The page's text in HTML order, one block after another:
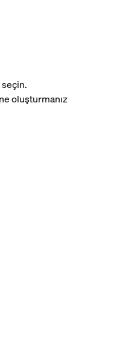
oluşturmanız